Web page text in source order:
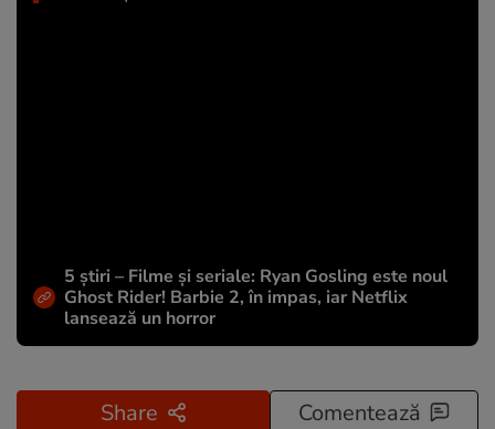
5 știri – Filme și seriale: Ryan Gosling este noul
Ghost Rider! Barbie 2, în impas, iar Netflix
lansează un horror
Share Comentează